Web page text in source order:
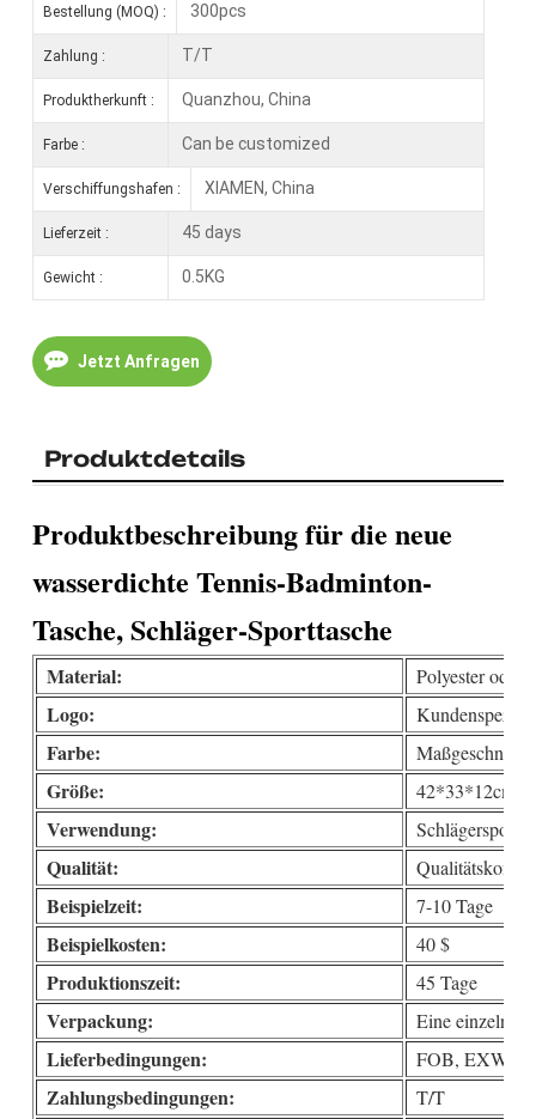
Bestellung (MOQ) : 300pcs
Zahlung : T/T
Produktherkunft : Quanzhou, China
Farbe : Can be customized
Verschiffungshafen : XIAMEN, China
Lieferzeit : 45 days
Gewicht : 0.5KG
Jetzt Anfragen
Produktdetails
Produktbeschreibung für die neue
wasserdichte Tennis-Badminton-
Tasche, Schläger-Sporttasche
Material: Polyester oder
Logo:
Farbe:
Größe: 42*33*12cm
Verwendung: Schlägersport,
Qualität:
Beispielzeit: 7-10 Tage
Beispielkosten: 40 $
Produktionszeit: 45 Tage
Verpackung: Eine einzelne
Lieferbedingungen: FOB, EXW,
Zahlungsbedingungen: T/T